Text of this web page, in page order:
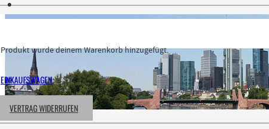
Produktwurde deinem Warenkorb hinzugefügt.
EINKAUFSWAGEN
VERTRAG WIDERRUFEN